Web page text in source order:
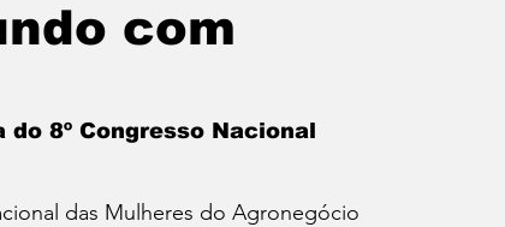
com
8º Congresso Nacional
das Mulheres do Agronegócio